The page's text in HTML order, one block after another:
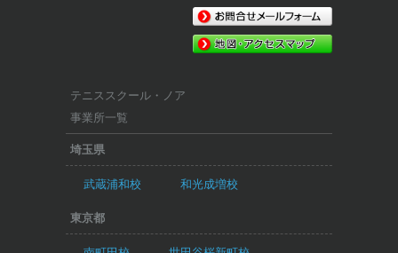
テニススクール・ノア
事業所一覧
埼玉県
武蔵浦和校 和光成増校
東京都